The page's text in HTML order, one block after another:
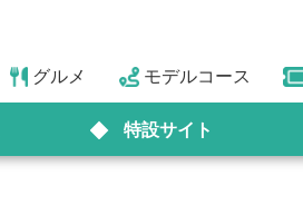
グルメ モデルコース
特設サイト